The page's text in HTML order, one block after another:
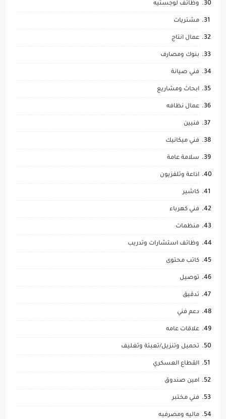
وظائف لوجستيه
مشتريات
عمال انتاج
بنوك ومصارف
فني صيانة
ابحاث ومشاريع
عمال نظافه
فنيين
فني ميكانيك
سلامة عامة
اذاعة وتلفزيون
كاشير
فني كهرباء
منظمات
وظائف استشارات وتدريب
كاتب محتوى
توصيل
تدقيق
دعم فني
علاقات عامه
تحميل وتنزيل/تعبئة وتغليف
القطاع العسكري
امين صندوق
فني مختبر
ماليه ومصرفيه